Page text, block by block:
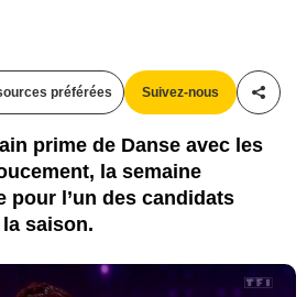
préférées Suivez-nous
prime de Danse avec les
la semaine
pour l’un des candidats
saison.